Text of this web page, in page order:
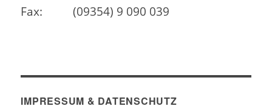
Fax:
(09354) 9 090 039
IMPRESSUM & DATENSCHUTZ